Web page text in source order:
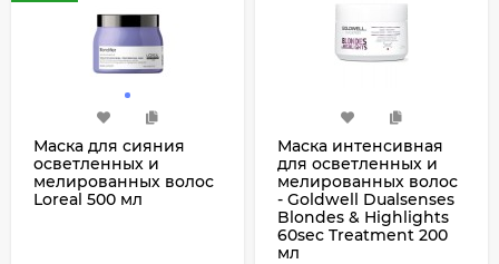
Маска для сияния
осветленных и
мелированных волос
Loreal 500 мл
Маска интенсивная
для осветленных и
мелированных волос
- Goldwell Dualsenses
Blondes & Highlights
60sec Treatment 200
мл